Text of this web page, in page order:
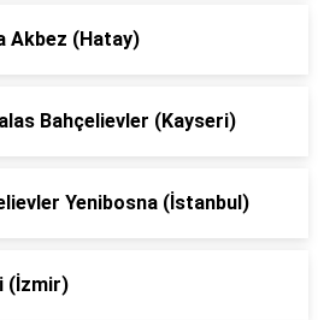
Akbez (Hatay)
Bahçelievler (Kayseri)
Yenibosna (İstanbul)
(İzmir)